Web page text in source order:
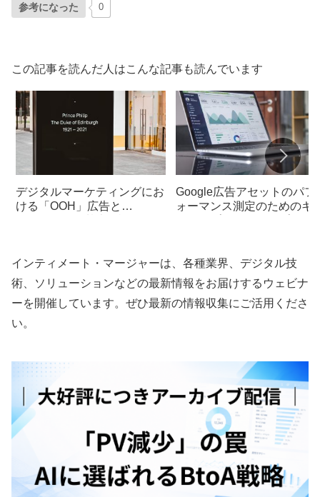
参考になった 0
この記事を読んだ人はこんな記事も読んでいます
デジタルマーケティングにお
ける「OOH」広告と
Google広告アセットのパフ
ォーマンス測定のためのキ
インティメート・マージャーは、各種業界、デジタル技
術、ソリューションなどの最新情報をお届けするウェビナ
ーを開催しています。ぜひ最新の情報収集にご活用くださ
い。